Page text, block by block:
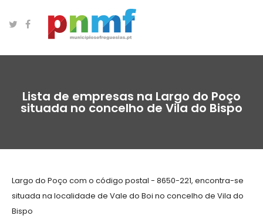
Lista de empresas na Largo do Poço
situada no concelho de Vila do Bispo
Largo do Poço com o código postal - 8650-221, encontra-se
situada na localidade de Vale do Boi no concelho de Vila do
Bispo